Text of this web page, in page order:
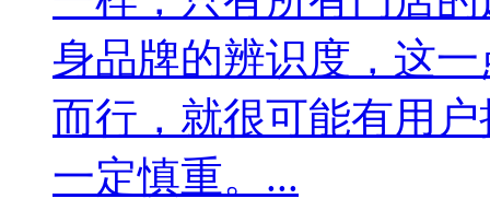
身品牌的辨识度，这
而行，就很可能有用
一定慎重。...